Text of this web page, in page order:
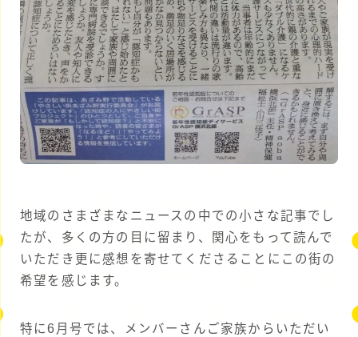
地域のさまざまなニュースの中での小さな記事でし
たが、多くの方の目に留まり、関心をもって読んで
いただき更に感想を寄せてくださることにこの街の
希望を感じます。
特に6月号では、メンバーさんご家族からいただい